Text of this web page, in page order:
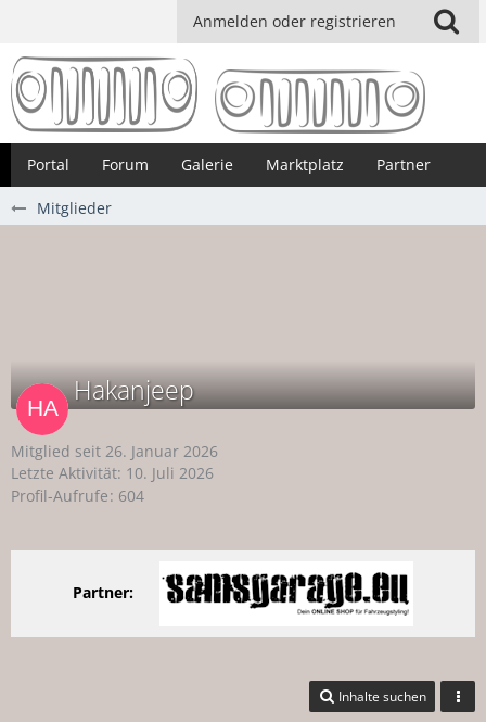
Anmelden oder registrieren
Portal Forum Galerie Marktplatz Partner
Mitglieder
Hakanjeep
Mitglied seit 26. Januar 2026
Letzte Aktivität: 10. Juli 2026
Profil-Aufrufe 604
Partner:
Inhalte suchen